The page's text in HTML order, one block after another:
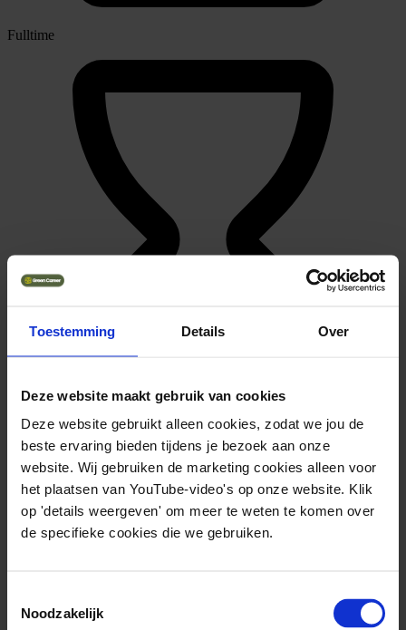
Toestemming Details Over
Deze website maakt gebruik van cookies
Deze website gebruikt alleen cookies, zodat we jou de
beste ervaring bieden tijdens je bezoek aan onze
website. Wij gebruiken de marketing cookies alleen voor
het plaatsen van YouTube-video's op onze website. Klik
op 'details weergeven' om meer te weten te komen over
de specifieke cookies die we gebruiken.
Noodzakelijk
Fulltime
Parttime